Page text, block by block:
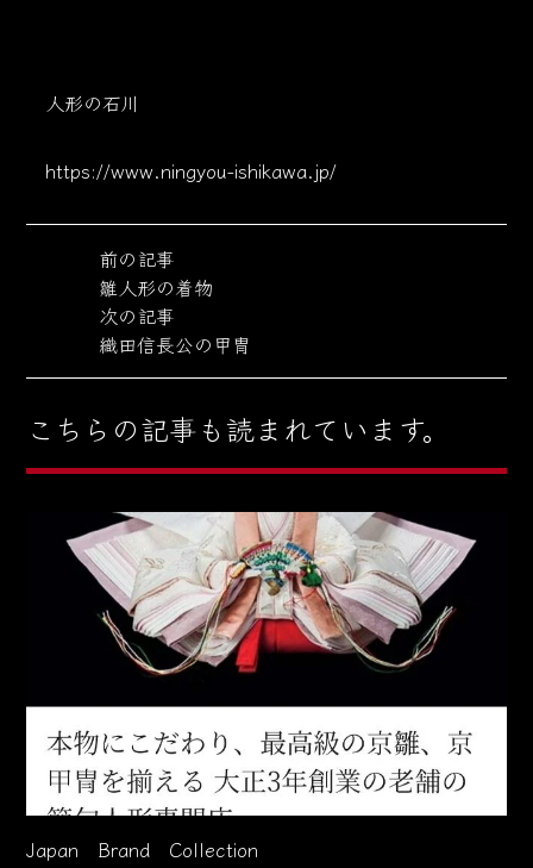
人形の石川
https://www.ningyou-ishikawa.jp/
前の記事
雛人形の着物
次の記事
織田信長公の甲冑
こちらの記事も読まれています。
Japan Brand Collection